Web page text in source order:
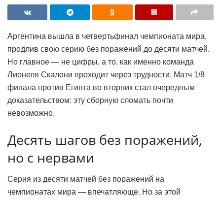
Аргентина вышла в четвертьфинал чемпионата мира,
продлив свою серию без поражений до десяти матчей.
Но главное — не цифры, а то, как именно команда
Лионеля Скалони проходит через трудности. Матч 1/8
финала против Египта во вторник стал очередным
доказательством: эту сборную сломать почти
невозможно.
Десять шагов без поражений,
но с нервами
Серия из десяти матчей без поражений на
чемпионатах мира — впечатляюще. Но за этой